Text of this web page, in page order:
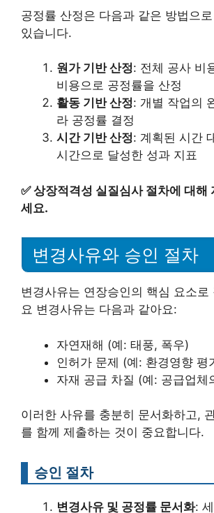
공정률 산정은 다음과 같은 방법으
있습니다.
원가 기반 산정: 전체 공사 비
비용으로 공정률을 산정
활동 기반 산정: 개별 작업의
라 공정률 결정
시간 기반 산정: 계획된 시간
시간으로 달성한 성과 지표
✅상장적격성 실질심사 절차에 대해
세요.
변경사유와 승인 절차
변경사유는 연장승인의 핵심 요소로
요 변경사유는 다음과 같아요:
자연재해 (예: 태풍, 폭우)
인허가 문제 (예: 환경영향 평
자재 공급 차질 (예: 공급업체
이러한 사유를 충분히 문서화하고,
를 함께 제출하는 것이 중요합니다.
승인 절차
변경사유 및 공정률 문서화: